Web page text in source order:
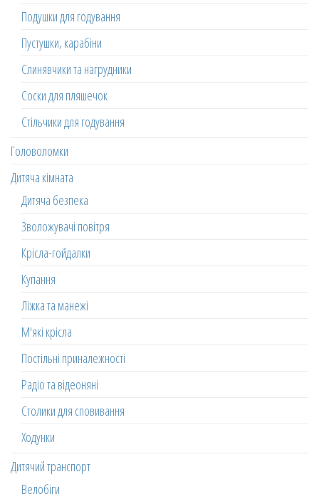
Подушки для годування
Пустушки, карабіни
Слинявчики та нагрудники
Соски для пляшечок
Стільчики для годування
Головоломки
Дитяча кімната
Дитяча безпека
Зволожувачі повітря
Крісла-гойдалки
Купання
Ліжка та манежі
М'які крісла
Постільні приналежності
Радіо та відеоняні
Столики для сповивання
Ходунки
Дитячий транспорт
Велобіги